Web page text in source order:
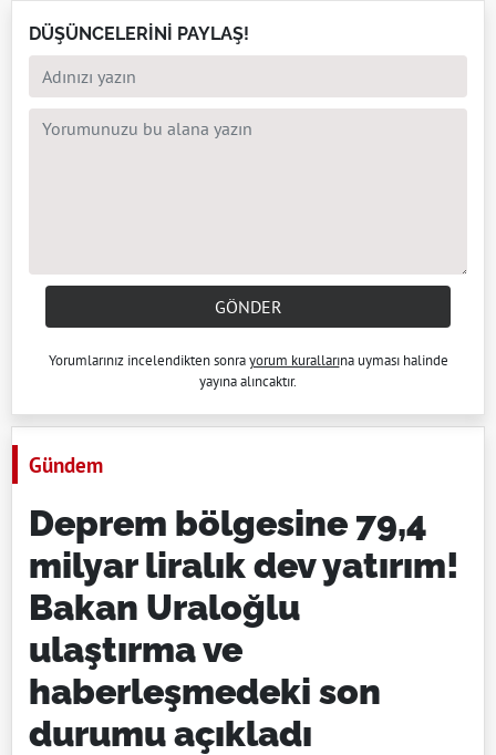
DÜŞÜNCELERİNİ PAYLAŞ!
GÖNDER
Yorumlarınız incelendikten sonrayorum kurallarına uyması halinde
yayına alıncaktır.
Gündem
Deprem bölgesine 79,4
milyar liralık dev yatırım!
Bakan Uraloğlu
ulaştırma ve
haberleşmedeki son
durumu açıkladı